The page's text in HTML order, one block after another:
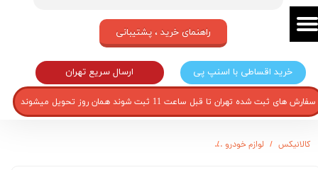
خرید اقساطی با اسنپ پی ارسال سریع تهران
راهنمای خرید ، پشتیبانی
سفارش های ثبت شده تهران تا قبل ساعت 11 ثبت شوند همان روز تحویل میشوند
کالانیکس لوازم خودرو